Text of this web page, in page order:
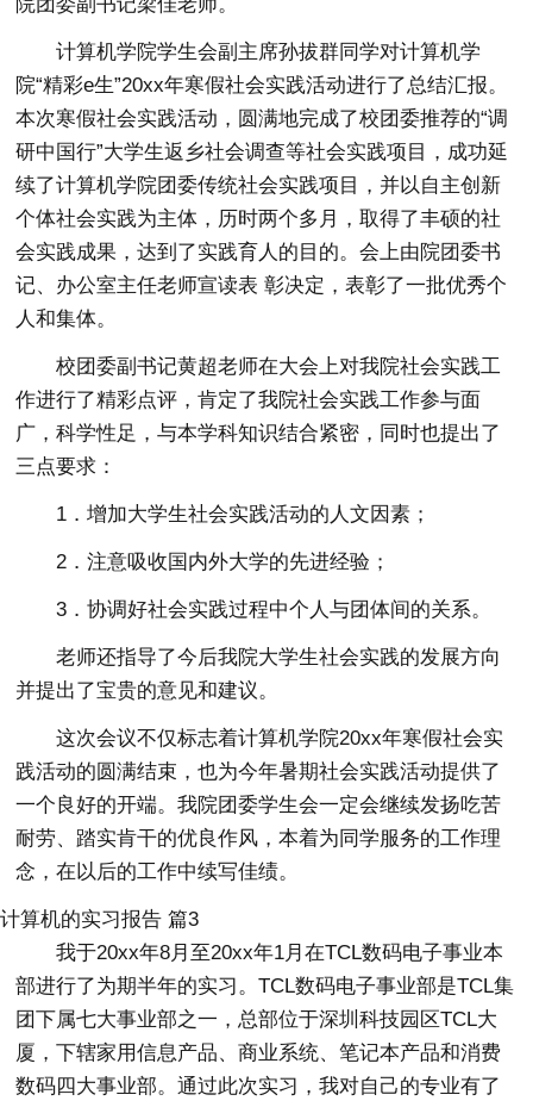
计算机学院学生会副主席孙拔群同学对计算机学
院“精彩e生”20xx年寒假社会实践活动进行了总结汇报。
本次寒假社会实践活动，圆满地完成了校团委推荐的“调
研中国行”大学生返乡社会调查等社会实践项目，成功延
续了计算机学院团委传统社会实践项目，并以自主创新
个体社会实践为主体，历时两个多月，取得了丰硕的社
会实践成果，达到了实践育人的目的。会上由院团委书
记、办公室主任老师宣读表 彰决定，表彰了一批优秀个
人和集体。
校团委副书记黄超老师在大会上对我院社会实践工
作进行了精彩点评，肯定了我院社会实践工作参与面
广，科学性足，与本学科知识结合紧密，同时也提出了
三点要求：
1．增加大学生社会实践活动的人文因素；
2．注意吸收国内外大学的先进经验；
3．协调好社会实践过程中个人与团体间的关系。
老师还指导了今后我院大学生社会实践的发展方向
并提出了宝贵的意见和建议。
这次会议不仅标志着计算机学院20xx年寒假社会实
践活动的圆满结束，也为今年暑期社会实践活动提供了
一个良好的开端。我院团委学生会一定会继续发扬吃苦
耐劳、踏实肯干的优良作风，本着为同学服务的工作理
念，在以后的工作中续写佳绩。
计算机的实习报告 篇3
我于20xx年8月至20xx年1月在TCL数码电子事业本
部进行了为期半年的实习。TCL数码电子事业部是TCL集
团下属七大事业部之一，总部位于深圳科技园区TCL大
厦，下辖家用信息产品、商业系统、笔记本产品和消费
数码四大事业部。通过此次实习，我对自己的专业有了